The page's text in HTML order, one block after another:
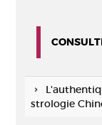
strologie